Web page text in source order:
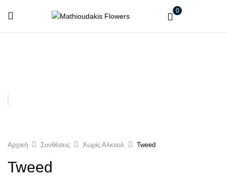
0
Αρχική Συνθέσεις Χωρίς Αλκοολ Tweed
Tweed